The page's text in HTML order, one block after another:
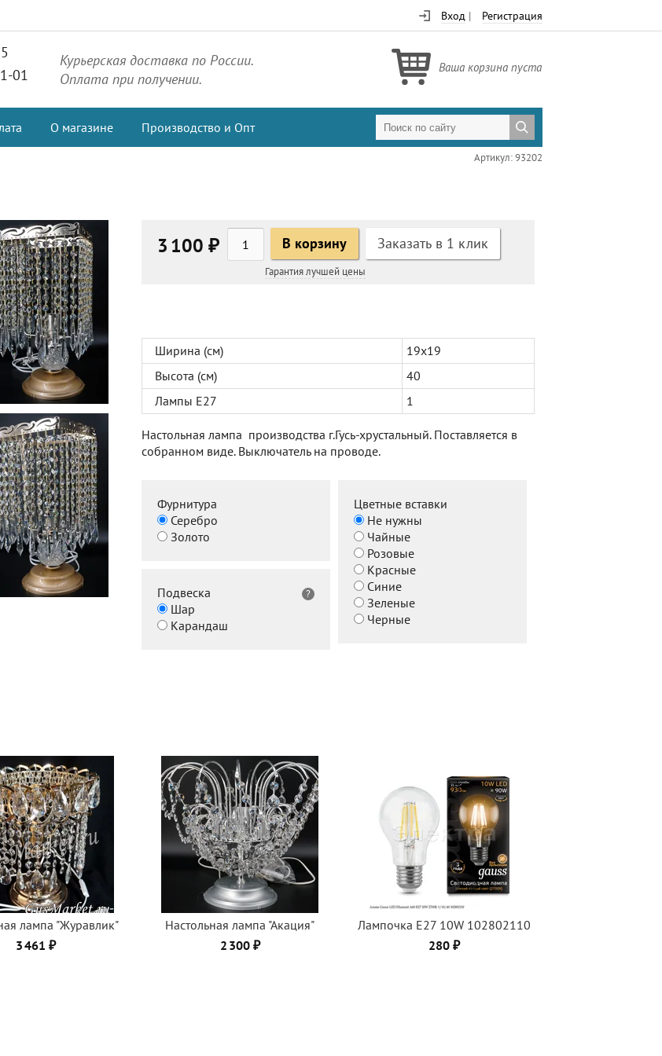
Вход | Регистрация
01
Курьерская доставка по России.
Оплата при получении.
Ваша корзина пуста
О магазине Производство и Опт
Артикул: 93202
3 100 ₽ В корзину Заказать в 1 клик
Гарантия лучшей цены
Ширина (см)
19х19
Высота (см)
40
Лампы Е27
1
Настольная лампа производства г.Гусь-хрустальный. Поставляется в
собранном виде. Выключатель на проводе.
Фурнитура
Серебро
Золото
Подвеска ?
Шар
Карандаш
Цветные вставки
Не нужны
Чайные
Розовые
Красные
Синие
Зеленые
Черные
лампа "Журавлик"
3 461 ₽
Настольная лампа "Акация"
2 300 ₽
Лампочка Е27 10W 102802110
280 ₽